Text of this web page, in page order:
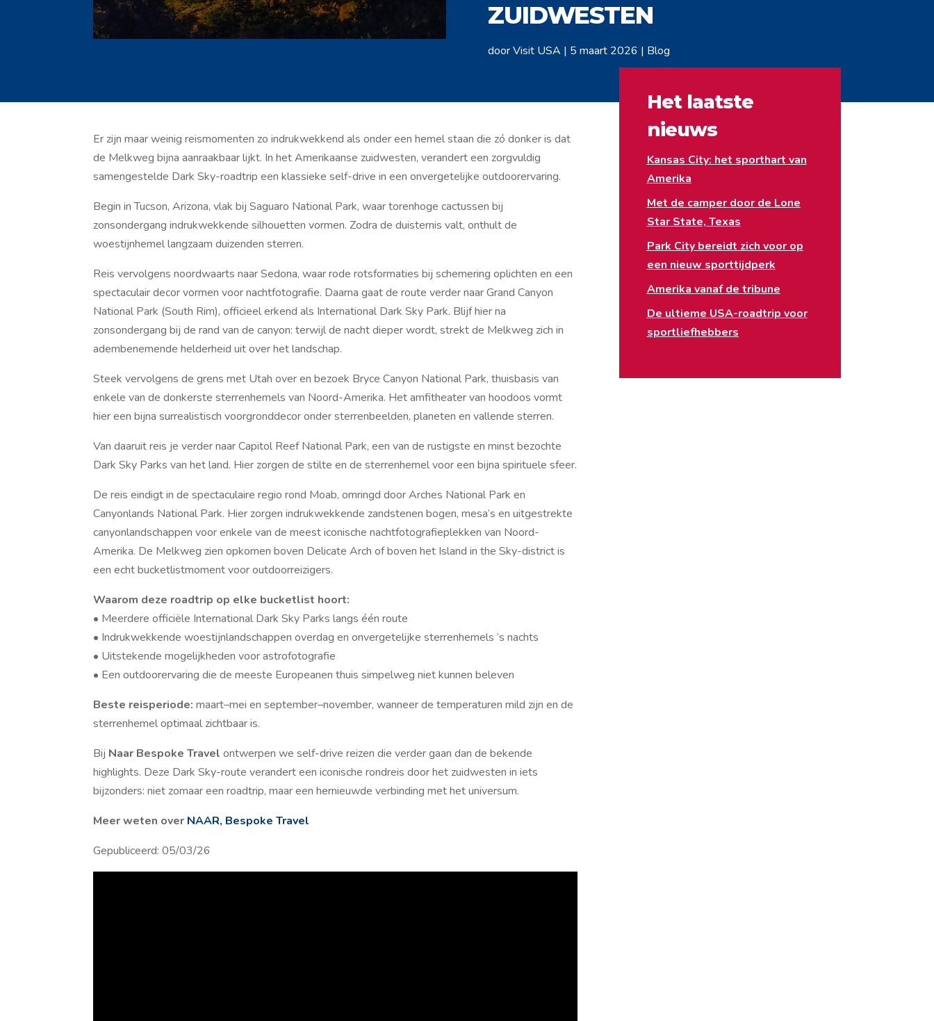
ZUIDWESTEN
doorVisit USA | 5 maart 2026 | Blog
Er zijn maar weinig reismomenten zo indrukwekkend als onder een hemel staan die zó donker is dat
de Melkweg bijna aanraakbaar lijkt. In het Amerikaanse zuidwesten, verandert een zorgvuldig
samengestelde Dark Sky-roadtrip een klassieke self-drive in een onvergetelijke outdoorervaring.
Begin in Tucson, Arizona, vlak bij Saguaro National Park, waar torenhoge cactussen bij
zonsondergang indrukwekkende silhouetten vormen. Zodra de duisternis valt, onthult de
woestijnhemel langzaam duizenden sterren.
Reis vervolgens noordwaarts naar Sedona, waar rode rotsformaties bij schemering oplichten en een
spectaculair decor vormen voor nachtfotografie. Daarna gaat de route verder naar Grand Canyon
National Park (South Rim), officieel erkend als International Dark Sky Park. Blijf hier na
zonsondergang bij de rand van de canyon: terwijl de nacht dieper wordt, strekt de Melkweg zich in
adembenemende helderheid uit over het landschap.
Steek vervolgens de grens met Utah over en bezoek Bryce Canyon National Park, thuisbasis van
enkele van de donkerste sterrenhemels van Noord-Amerika. Het amfitheater van hoodoos vormt
hier een bijna surrealistisch voorgronddecor onder sterrenbeelden, planeten en vallende sterren.
Van daaruit reis je verder naar Capitol Reef National Park, een van de rustigste en minst bezochte
Dark Sky Parks van het land. Hier zorgen de stilte en de sterrenhemel voor een bijna spirituele sfeer.
De reis eindigt in de spectaculaire regio rond Moab, omringd door Arches National Park en
Canyonlands National Park. Hier zorgen indrukwekkende zandstenen bogen, mesa’s en uitgestrekte
canyonlandschappen voor enkele van de meest iconische nachtfotografieplekken van Noord-
Amerika. De Melkweg zien opkomen boven Delicate Arch of boven het Island in the Sky-district is
een echt bucketlistmoment voor outdoorreizigers.
Waarom deze roadtrip op elke bucketlist hoort:
• Meerdere officiële International Dark Sky Parks langs één route
• Indrukwekkende woestijnlandschappen overdag en onvergetelijke sterrenhemels ’s nachts
• Uitstekende mogelijkheden voor astrofotografie
• Een outdoorervaring die de meeste Europeanen thuis simpelweg niet kunnen beleven
Beste reisperiode: maart–mei en september–november, wanneer de temperaturen mild zijn en de
sterrenhemel optimaal zichtbaar is.
Bij Naar Bespoke Travel ontwerpen we self-drive reizen die verder gaan dan de bekende
highlights. Deze Dark Sky-route verandert een iconische rondreis door het zuidwesten in iets
bijzonders: niet zomaar een roadtrip, maar een hernieuwde verbinding met het universum.
Meer weten over NAAR, Bespoke Travel
Gepubliceerd: 05/03/26
Het laatste
nieuws
Kansas City: het sporthart van
Amerika
Met de camper door de Lone
Star State, Texas
Park City bereidt zich voor op
een nieuw sporttijdperk
Amerika vanaf de tribune
De ultieme USA-roadtrip voor
sportliefhebbers